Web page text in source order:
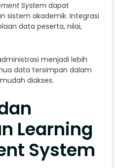
System dapat
sistem akademik. Integrasi
data peserta, nilai,
menjadi lebih
data tersimpan dalam
diakses.
Learning
System